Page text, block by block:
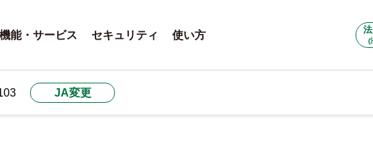
(
機能・サービス セキュリティ 使い方
JA変更